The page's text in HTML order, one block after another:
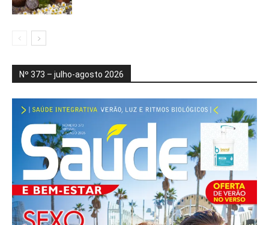
Nº 373 – julho-agosto 2026